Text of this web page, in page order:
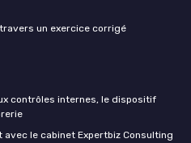
un exercice corrigé
contrôles internes, le dispositif
avec le cabinet Expertbiz Consulting